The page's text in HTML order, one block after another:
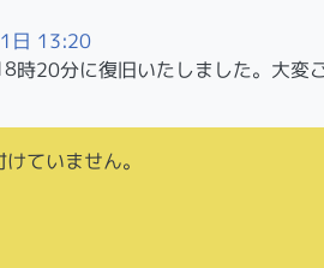
日 13:20
時20分に復旧いたしました。大変
ていません。